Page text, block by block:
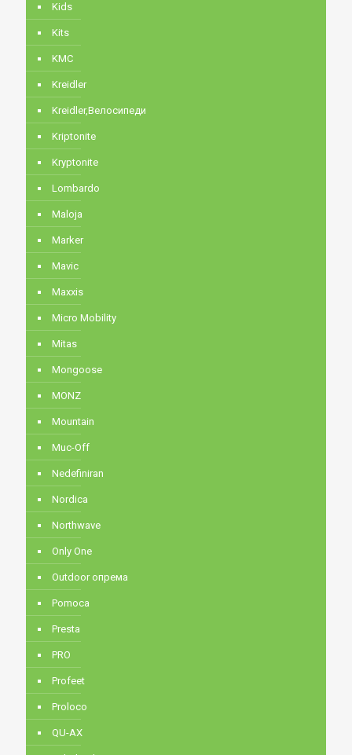
Kids
Kits
KMC
Kreidler
Kreidler,Велосипеди
Kriptonite
Kryptonite
Lombardo
Maloja
Marker
Mavic
Maxxis
Micro Mobility
Mitas
Mongoose
MONZ
Mountain
Muc-Off
Nedefiniran
Nordica
Northwave
Only One
Outdoor опрема
Pomoca
Presta
PRO
Profeet
Proloco
QU-AX